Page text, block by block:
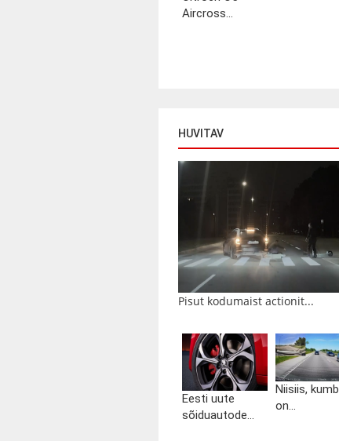
Aircross...
HUVITAV
Pisut kodumaist actionit...
Eesti uute
sõiduautode...
Niisiis, kumb
on...